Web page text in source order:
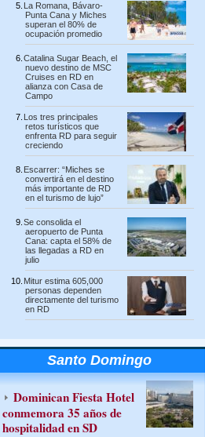
La Romana, Bávaro-
Punta Cana y Miches
superan el 80% de
ocupación promedio
Catalina Sugar Beach, el
nuevo destino de MSC
Cruises en RD en
alianza con Casa de
Campo
Los tres principales
retos turísticos que
enfrenta RD para seguir
creciendo
Escarrer: “Miches se
convertirá en el destino
más importante de RD
en el turismo de lujo”
Se consolida el
aeropuerto de Punta
Cana: capta el 58% de
las llegadas a RD en
julio
Mitur estima 605,000
personas dependen
directamente del turismo
en RD
Santo Domingo
Dominican Fiesta Hotel
conmemora 35 años de
hospitalidad en SD